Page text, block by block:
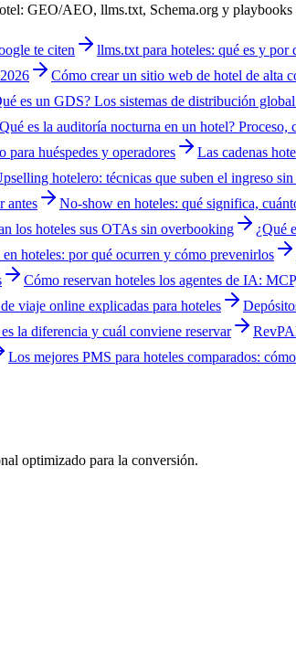
GEO/AEO, llms.txt, Schema.org y playbooks
te citen llms.txt para hoteles: qué es y por
Cómo crear un sitio web de hotel de alta
es un GDS? Los sistemas de distribución
es la auditoría nocturna en un hotel? Proceso,
huéspedes y operadores
Las cadenas
hotelero: técnicas que suben el ingreso
antes No-show en hoteles: qué significa,
los hoteles sus OTAs sin overbooking
¿Qué
en hoteles: por qué ocurren y cómo prevenirlos
Cómo reservan hoteles los agentes de IA:
viaje online explicadas para hoteles
la diferencia y cuál conviene reservar
Los mejores PMS para hoteles comparados:
optimizado para la conversión.